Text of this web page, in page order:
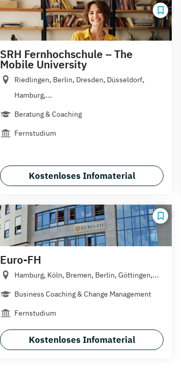
SRH Fernhochschule – The
Mobile University
Riedlingen, Berlin, Dresden, Düsseldorf,
Hamburg,...
Beratung & Coaching
Fernstudium
Kostenloses Infomaterial
Euro-FH
Hamburg, Köln, Bremen, Berlin, Göttingen,...
Business Coaching & Change Management
Fernstudium
Kostenloses Infomaterial